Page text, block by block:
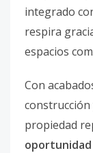
integrado
respira
espacios
Con
construcción
propiedad
oportunidad